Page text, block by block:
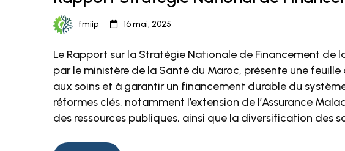
Stratégie
National
de
Financement
de
fmiip 16 mai, 2025
Le Rapport sur la Stratégie Nationale de Financement de
par le ministère de la Santé du Maroc, présente une
aux soins et à garantir un financement durable du
réformes clés, notamment l’extension de l’Assurance
des ressources publiques, ainsi que la diversification des